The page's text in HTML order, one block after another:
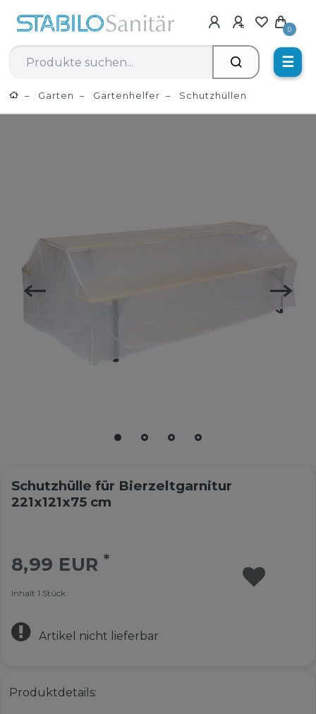
0
☰
Garten Gartenhelfer Schutzhüllen
Schutzhülle für Bierzeltgarnitur
221x121x75 cm
8,99 EUR*
Inhalt 1 Stück
Artikel nicht lieferbar
Produktdetails: